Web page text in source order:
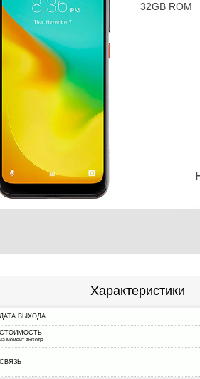
32GB ROM
Характеристики
ДАТА ВЫХОДА
СТОИМОСТЬ
на момент выхода
СВЯЗЬ